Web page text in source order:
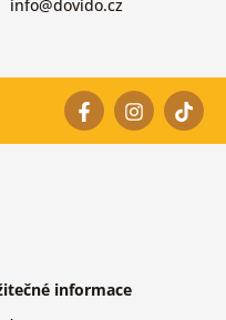
info@dovido.cz
informace